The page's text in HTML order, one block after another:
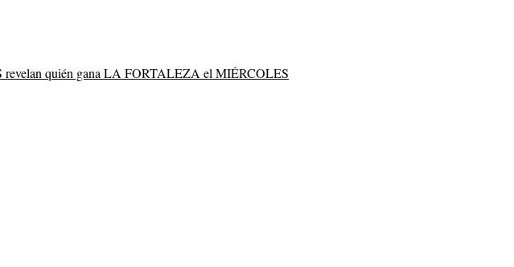
revelan quién gana LA FORTALEZA el MIÉRCOLES